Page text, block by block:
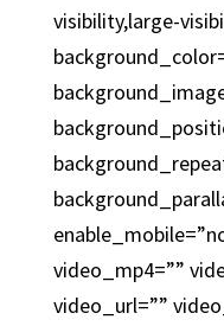
visibility,large-
video_mp4=””
video_url=””